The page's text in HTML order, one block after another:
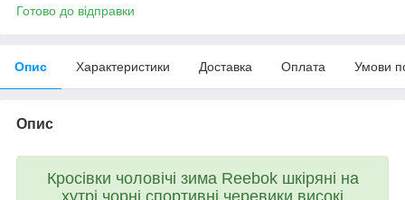
Готово до відправки
Опис Характеристики Доставка Оплата Умови
Опис
Кросівки чоловічі зима Reebok шкіряні на
хутрі чорні спортивні черевики високі